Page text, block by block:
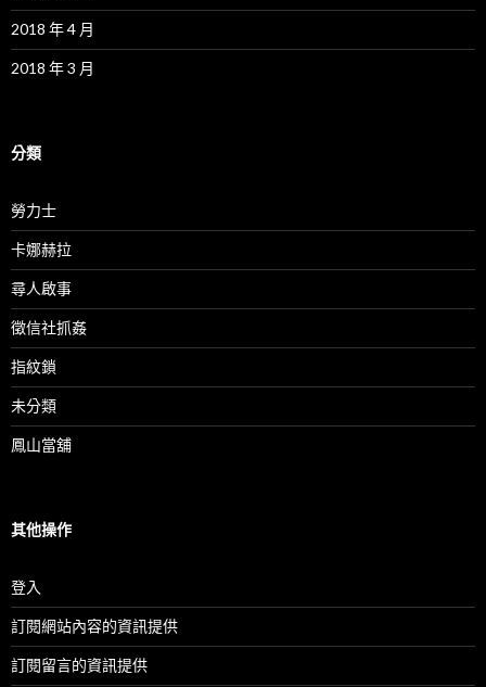
2018 年 4 月
2018 年 3 月
分類
勞力士
卡娜赫拉
尋人啟事
徵信社抓姦
指紋鎖
未分類
鳳山當舖
其他操作
登入
訂閱網站內容的資訊提供
訂閱留言的資訊提供